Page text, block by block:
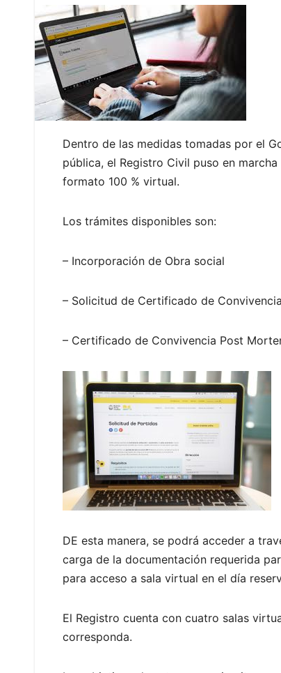
Dentro de las medidas tomadas por el
pública, el Registro Civil puso en
formato 100 % virtual.
Los trámites disponibles son:
– Incorporación de Obra social
– Solicitud de Certificado de Convivencia
– Certificado de Convivencia Post
DE esta manera, se podrá acceder a
carga de la documentación requerida
para acceso a sala virtual en el día
El Registro cuenta con cuatro salas
corresponda.